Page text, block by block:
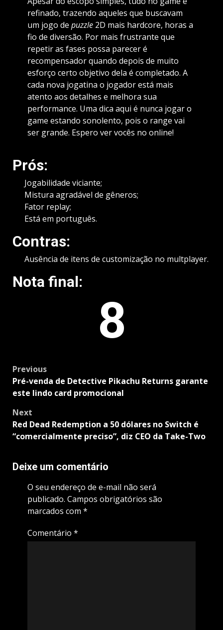
refinado, trazendo aqueles que buscavam
um jogo de puzzle2D mais hardcore, horas a
fio de diversão. Por mais frustrante que
repetir as fases possa parecer é
recompensador quando depois de muito
esforço certo objetivo dela é completado. A
cada nova jogatina o jogador está mais
atento aos detalhes e melhora sua
performance. Uma dica aqui é nunca jogar o
game estando sonolento, pois o range vai
ser grande. Espero ver vocês no online!
Prós:
Jogabilidade viciante;
Mistura agradável de gêneros;
Fator replay;
Está em português.
Contras:
Ausência de itens de customização no multplayer.
Nota final:
8
Post
navigation
Previous
Pré-venda de Detective Pikachu Returns garante
este lindo card promocional
Next
Red Dead Redemption a 50 dólares no Switch é
“comercialmente preciso”, diz CEO da Take-Two
Deixe um comentário
O seu endereço de e-mail não será
publicado. Campos obrigatórios são
marcados com *
Comentário *